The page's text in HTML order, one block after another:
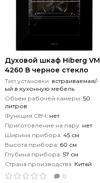
Духовой шкаф Hiberg VM
4260 B черное стекло
Тип установки: встраиваемая/-
ый в кухонную мебель
Объем рабочей камеры: 50
литров
Функция СВЧ: нет
Приготовление на пару: нет
Ширина прибора: 45 см
Высота прибора: 60 см
Глубина прибора: 57 см
Страна производства: Китай
0